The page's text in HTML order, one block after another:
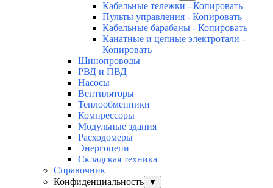
Кабельные тележки - Копировать
Пульты управления - Копировать
Кабельные барабаны - Копировать
Канатные и цепные электротали -
Копировать
Шинопроводы
РВД и ПВД
Насосы
Вентиляторы
Теплообменники
Компрессоры
Модульные здания
Расходомеры
Энергоцепи
Складская техника
Справочник
Конфиденциальность
▼